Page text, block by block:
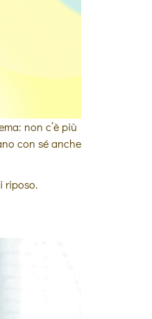
non c’è più
con sé anche
riposo.